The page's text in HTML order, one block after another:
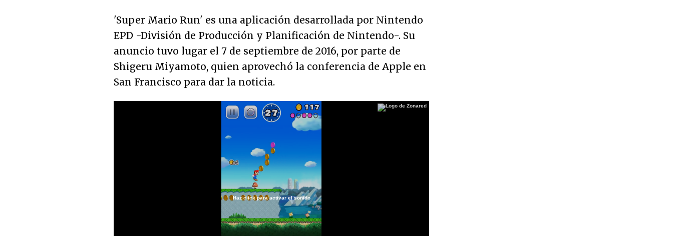
'Super Mario Run' es una aplicación desarrollada por Nintendo
EPD -División de Producción y Planificación de Nintendo-. Su
anuncio tuvo lugar el 7 de septiembre de 2016, por parte de
Shigeru Miyamoto, quien aprovechó la conferencia de Apple en
San Francisco para dar la noticia.
Haz click para activar el sonido